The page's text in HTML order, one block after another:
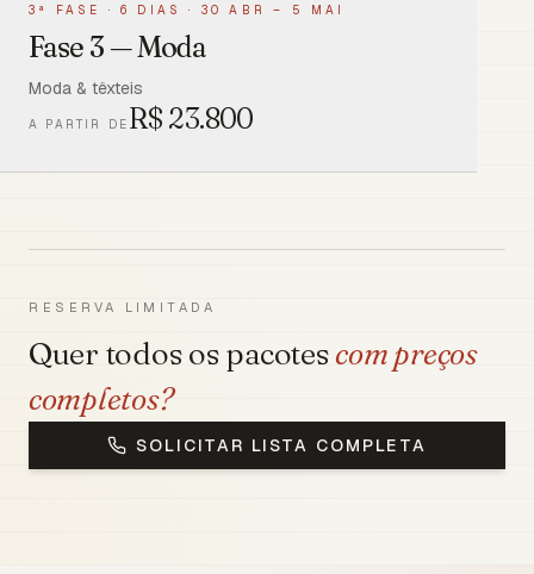
3ª FASE · 6 DIAS · 30 ABR – 5 MAI
Fase 3 — Moda
Moda & têxteis
A PARTIR DE R$ 23.800
RESERVA LIMITADA
Quer todos os pacotescom preços
completos?
SOLICITAR LISTA COMPLETA